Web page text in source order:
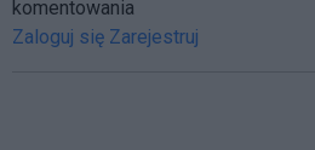
komentowania
Zaloguj się Zarejestruj